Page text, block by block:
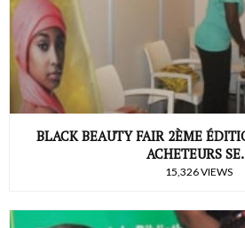
BLACK BEAUTY FAIR 2ÈME
ACHETEURS
15,326 VIEWS